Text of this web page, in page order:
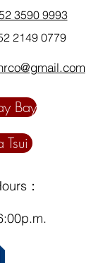
酬 （請參閱
金或遣散費
閱第9章） -
定須支付
如提供旅費
存有關款項
樣本刊載於
3590 9993
2149 0779
Bay
Tsui
：